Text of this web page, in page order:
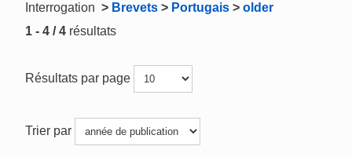
Interrogation > Brevets > Portugais > older
1 - 4 / 4 résultats
Résultats par page
Trier par